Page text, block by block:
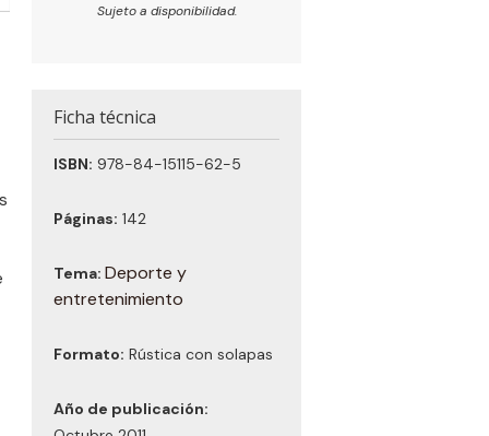
Sujeto a disponibilidad.
Ficha técnica
ISBN: 978-84-15115-62-5
Páginas: 142
Tema: Deporte y
entretenimiento
Formato: Rústica con solapas
Año de publicación: